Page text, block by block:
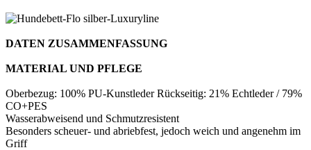
DATEN ZUSAMMENFASSUNG
MATERIAL UND PFLEGE
Oberbezug: 100% PU-Kunstleder Rückseitig: 21% Echtleder / 79%
CO+PES
Wasserabweisend und Schmutzresistent
Besonders scheuer- und abriebfest, jedoch weich und angenehm im
Griff